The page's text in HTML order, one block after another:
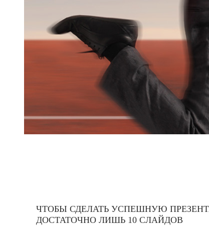
ЧТОБЫ СДЕЛАТЬ УСПЕШНУЮ
ДОСТАТОЧНО ЛИШЬ 10 СЛАЙДОВ